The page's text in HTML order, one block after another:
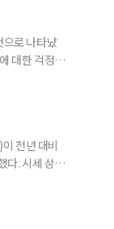
시 주목
으로 나타났
대한 걱정이
‘
전년 대비
다. 시세 상승